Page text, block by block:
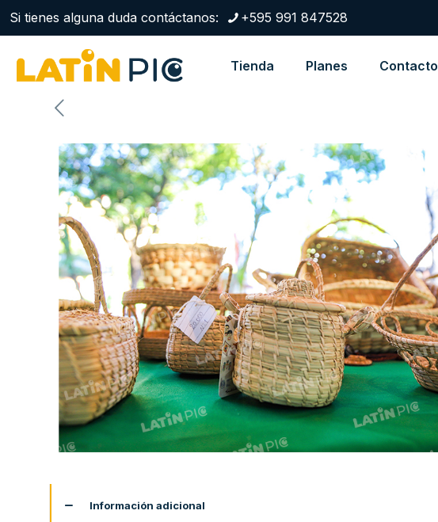
Si tienes alguna duda contáctanos: +595 991 847528
Tienda Planes Contacto
Información adicional